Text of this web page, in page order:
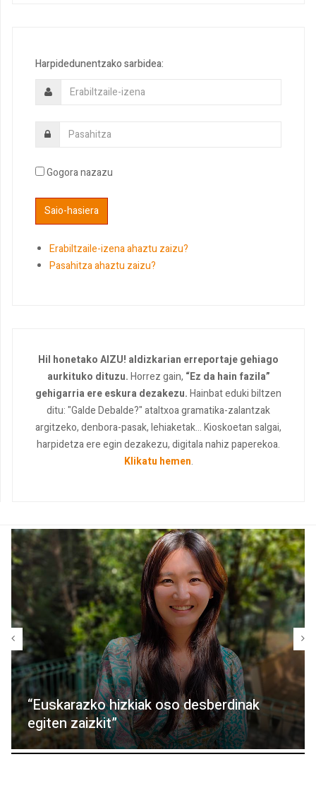
Harpidedunentzako sarbidea:
Gogora nazazu
Erabiltzaile-izena ahaztu zaizu?
Pasahitza ahaztu zaizu?
Hil honetako AIZU! aldizkarian erreportaje gehiago
aurkituko dituzu.Horrez gain, “Ez da hain fazila”
gehigarria ere eskura dezakezu.Hainbat eduki biltzen
ditu: "Galde Debalde?" ataltxoa gramatika-zalantzak
argitzeko, denbora-pasak, lehiaketak... Kioskoetan salgai,
harpidetza ere egin dezakezu, digitala nahiz paperekoa.
Klikatu hemen.
“Euskarazko hizkiak oso desberdinak
egiten zaizkit”